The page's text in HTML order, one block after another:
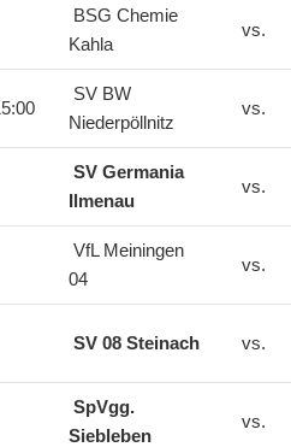
BSG Chemie
Kahla
vs.
SV BW
Niederpöllnitz
vs.
SV Germania
Ilmenau
vs.
VfL Meiningen
04
vs.
SV 08 Steinach vs.
SpVgg.
Siebleben
vs.